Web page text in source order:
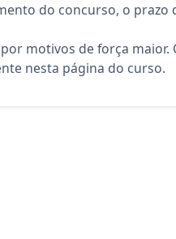
do concurso, o
motivos de força maior.
nesta página do curso.